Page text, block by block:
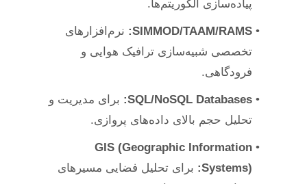
پیاده‌سازی الگوریتم‌ها.
SIMMOD/TAAM/RAMS:
نرم‌افزارهای
تخصصی شبیه‌سازی ترافیک هوایی و
فرودگاهی.
SQL/NoSQL Databases:
برای مدیریت و
تحلیل حجم بالای داده‌های پروازی.
GIS (Geographic Information
Systems):
برای تحلیل فضایی مسیرهای